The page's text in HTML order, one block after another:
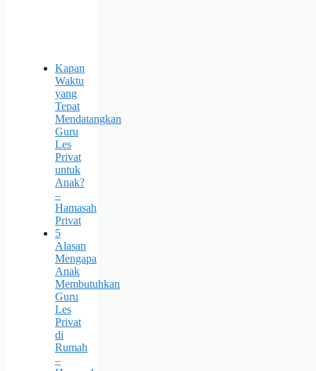
Kapan
Waktu
yang
Tepat
Mendatangkan
Guru
Les
Privat
untuk
Anak?
–
Hamasah
Privat
5
Alasan
Mengapa
Anak
Membutuhkan
Guru
Les
Privat
di
Rumah
–